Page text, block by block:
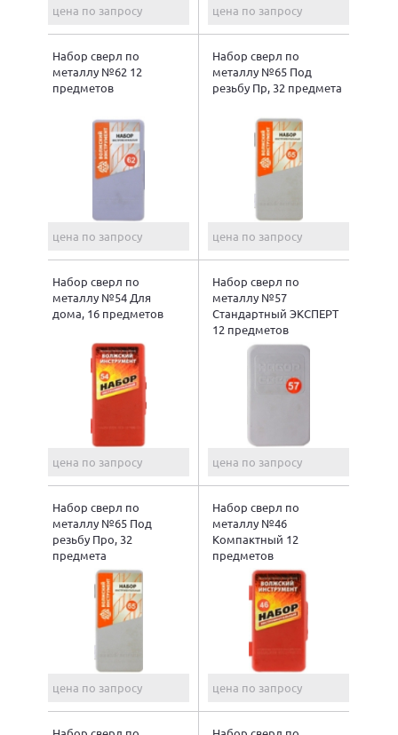
цена по запросу цена по запросу
Набор сверл по
металлу №62 12
предметов
цена по запросу
Набор сверл по
металлу №65 Под
резьбу Пр, 32 предмета
цена по запросу
Набор сверл по
металлу №54 Для
дома, 16 предметов
цена по запросу
Набор сверл по
металлу №57
Стандартный ЭКСПЕРТ
12 предметов
цена по запросу
Набор сверл по
металлу №65 Под
резьбу Про, 32
предмета
цена по запросу
Набор сверл по
металлу №46
Компактный 12
предметов
цена по запросу